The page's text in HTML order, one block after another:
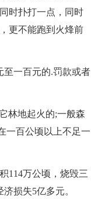
时扑打一点，同时
更不能跑到火烽前
至一百元的.罚款或者
林地起火的;一般森
一百公顷以上不足一
114万公顷，烧毁三
损失5亿多元。